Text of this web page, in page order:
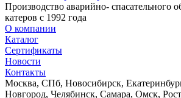
Производство аварийно- спасательного
катеров с 1992 года
О компании
Каталог
Сертификаты
Новости
Контакты
Москва, СПб, Новосибирск,
Новгород, Челябинск, Самара, Омск,